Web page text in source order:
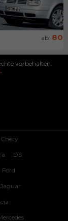
ab: 800
vorbehalten.
Chery
DS
Ford
Jaguar